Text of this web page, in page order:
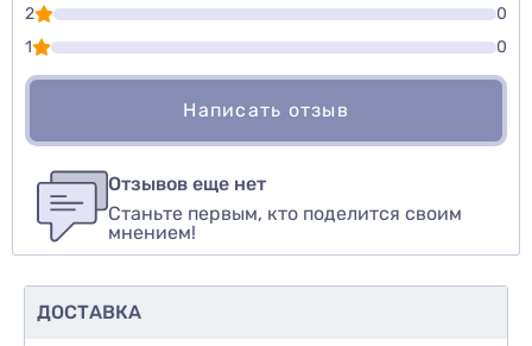
2
0
1
0
Написать отзыв
авторизуйтесь иливойдите
Оценить товар
Отзывов еще нет
Станьте первым, кто поделится своим
мнением!
ДОСТАВКА